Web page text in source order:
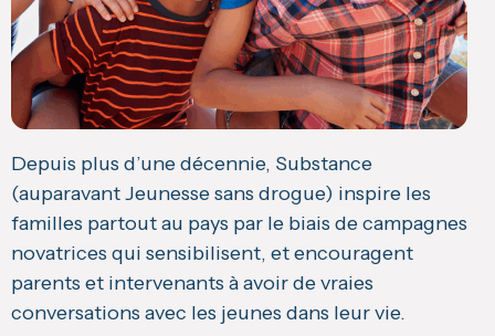
Depuis plus d’une décennie, Substance
(auparavant Jeunesse sans drogue) inspire les
familles partout au pays par le biais de campagnes
novatrices qui sensibilisent, et encouragent
parents et intervenants à avoir de vraies
conversations avec les jeunes dans leur vie.